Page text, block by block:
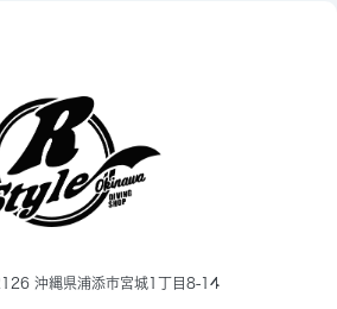
沖縄県浦添市宮城1丁目8-14